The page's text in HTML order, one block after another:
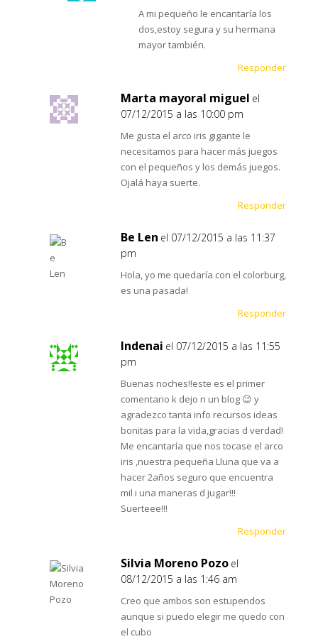
A mi pequeño le encantaría los
dos,estoy segura y su hermana
mayor también.
Responder
Marta mayoral miguel el
07/12/2015 a las 10:00 pm
Me gusta el arco iris gigante le
necesitamos para hacer más juegos
con el pequeños y los demás juegos.
Ojalá haya suerte.
Responder
Be Len el 07/12/2015 a las 11:37
pm
Hola, yo me quedaría con el colorburg,
es una pasada!
Responder
Indenai el 07/12/2015 a las 11:55
pm
Buenas noches!!este es el primer
comentario k dejo n un blog 😉 y
agradezco tanta info recursos ideas
bonitas para la vida,gracias d verdad!
Me encantaría que nos tocase el arco
iris ,nuestra pequeña Lluna que va a
hacer 2años seguro que encuentra
mil i una maneras d jugar!!!
Suerteee!!!
Responder
Silvia Moreno Pozo el
08/12/2015 a las 1:46 am
Creo que ambos son estupendos
aunque si puedo elegir me quedo con
el cubo